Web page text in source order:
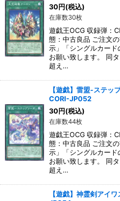
30円(税込)
在庫数30枚
遊戯王OCG 収録弾：
態：中古良品 ご注文
示」「シングルカード
お願い致します。 同
超え…
【遊戯】雷盟-ステッ
CORI-JP052
30円(税込)
在庫数44枚
遊戯王OCG 収録弾：
態：中古良品 ご注文
示」「シングルカード
お願い致します。 同
超え…
【遊戯】神霊剣アイ